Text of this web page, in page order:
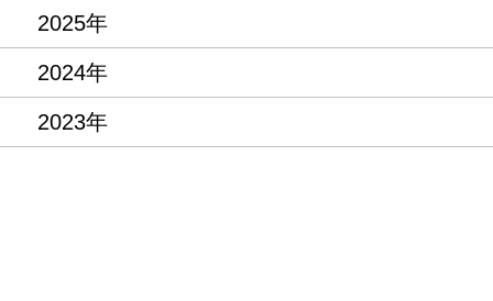
2025年
2024年
2023年